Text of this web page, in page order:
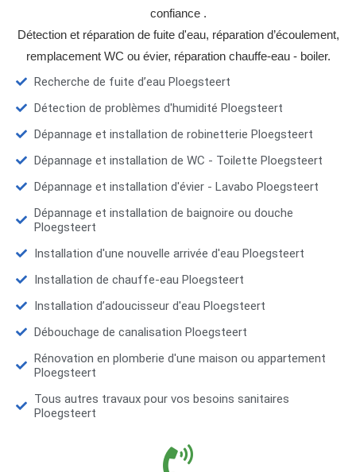
confiance .
Détection et réparation de fuite d'eau, réparation d’écoulement,
remplacement WC ou évier, réparation chauffe-eau - boiler.
Recherche de fuite d’eau Ploegsteert
Détection de problèmes d'humidité Ploegsteert
Dépannage et installation de robinetterie Ploegsteert
Dépannage et installation de WC - Toilette Ploegsteert
Dépannage et installation d'évier - Lavabo Ploegsteert
Dépannage et installation de baignoire ou douche
Ploegsteert
Installation d'une nouvelle arrivée d'eau Ploegsteert
Installation de chauffe-eau Ploegsteert
Installation d’adoucisseur d'eau Ploegsteert
Débouchage de canalisation Ploegsteert
Rénovation en plomberie d'une maison ou appartement
Ploegsteert
Tous autres travaux pour vos besoins sanitaires
Ploegsteert